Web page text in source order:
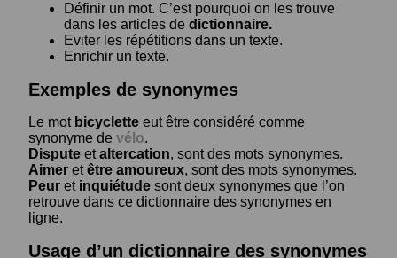
Définir un mot. C’est pourquoi on les trouve
dans les articles de dictionnaire.
Eviter les répétitions dans un texte.
Enrichir un texte.
Exemples de synonymes
Le mot bicyclette eut être considéré comme
synonyme de vélo.
Dispute etaltercation, sont des mots synonymes.
Aimer etêtre amoureux, sont des mots synonymes.
Peur et inquiétude sont deux synonymes que l’on
retrouve dans ce dictionnaire des synonymes en
ligne.
Usage d’un dictionnaire des synonymes